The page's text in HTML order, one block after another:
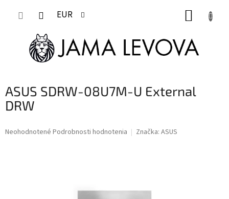
EUR
ASUS SDRW-08U7M-U External
DRW
Priemerné
Neohodnotené Podrobnosti hodnotenia Značka: ASUS